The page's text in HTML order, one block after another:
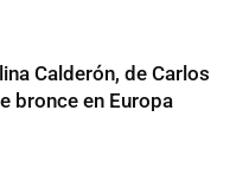
Calderón, de Carlos
bronce en Europa